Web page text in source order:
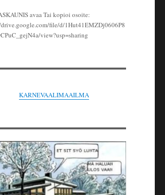
avaa Tai kopioi osoite:
file/d/1Hut41EMZDj0606P8
view?usp=sharing
KARNEVAALIMAAILMA